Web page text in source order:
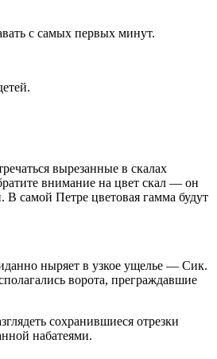
с самых первых минут.
вырезанные в скалах
внимание на цвет скал — он
В самой Петре цветовая гамма будут
ныряет в узкое ущелье — Сик.
ворота, преграждавшие
сохранившиеся отрезки
набатеями.